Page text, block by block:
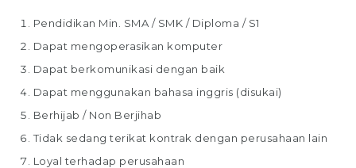
Pendidikan Min. SMA / SMK / Diploma / S1
Dapat mengoperasikan komputer
Dapat berkomunikasi dengan baik
Dapat menggunakan bahasa inggris (disukai)
Berhijab / Non Berjihab
Tidak sedang terikat kontrak dengan perusahaan lain
Loyal terhadap perusahaan